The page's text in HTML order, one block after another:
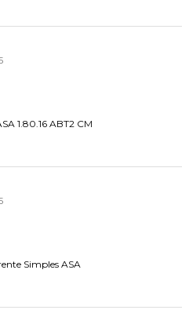
1.80.16 ABT2 CM
Simples ASA